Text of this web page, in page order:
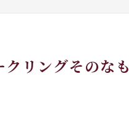
クリングそのなも